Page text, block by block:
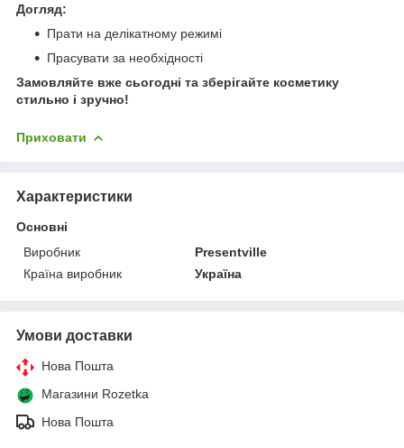
Догляд:
Прати на делікатному режимі
Прасувати за необхідності
Замовляйте вже сьогодні та зберігайте косметику
стильно і зручно!
Приховати
Характеристики
Основні
Виробник
Presentville
Країна виробник
Україна
Умови доставки
Нова Пошта
Магазини Rozetka
Нова Пошта